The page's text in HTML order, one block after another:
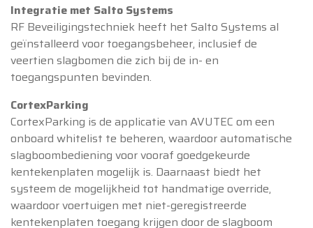
Integratie met Salto Systems
RF Beveiligingstechniek heeft het Salto Systems al
geïnstalleerd voor toegangsbeheer, inclusief de
veertien slagbomen die zich bij de in- en
toegangspunten bevinden.
CortexParking
CortexParking is de applicatie van AVUTEC om een ​​
onboard whitelist te beheren, waardoor automatische
slagboombediening voor vooraf goedgekeurde
kentekenplaten mogelijk is. Daarnaast biedt het
systeem de mogelijkheid tot handmatige override,
waardoor voertuigen met niet-geregistreerde
kentekenplaten toegang krijgen door de slagboom